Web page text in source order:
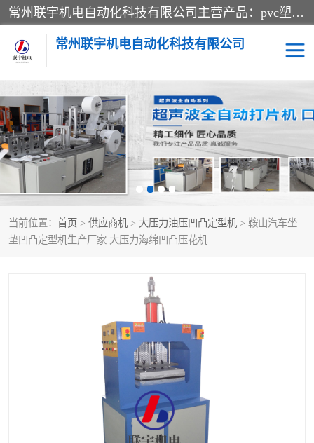
常州联宇机电自动化科技有限公司主营产品：pvc塑料焊机、高频热合机、软膜天花压边机、服装布料凹凸压花机、布料3d压印设备、服装植胶设备、超声波布料花边机、无纺布热合机、全自动压花机。
常州联宇机电自动化科技有限公司
当前位置： 首页 > 供应商机 > 大压力油压凹凸定型机 > 鞍山汽车坐
垫凹凸定型机生产厂家 大压力海绵凹凸压花机
压花定型机以及压花模具 超声波热合机
高频热合机 超声波花边机
超声波复合压花机 凹凸压花机压标机
3040凹凸压花机 双头服装凹凸压花机
泡壳包装封口机 海绵产品成型机